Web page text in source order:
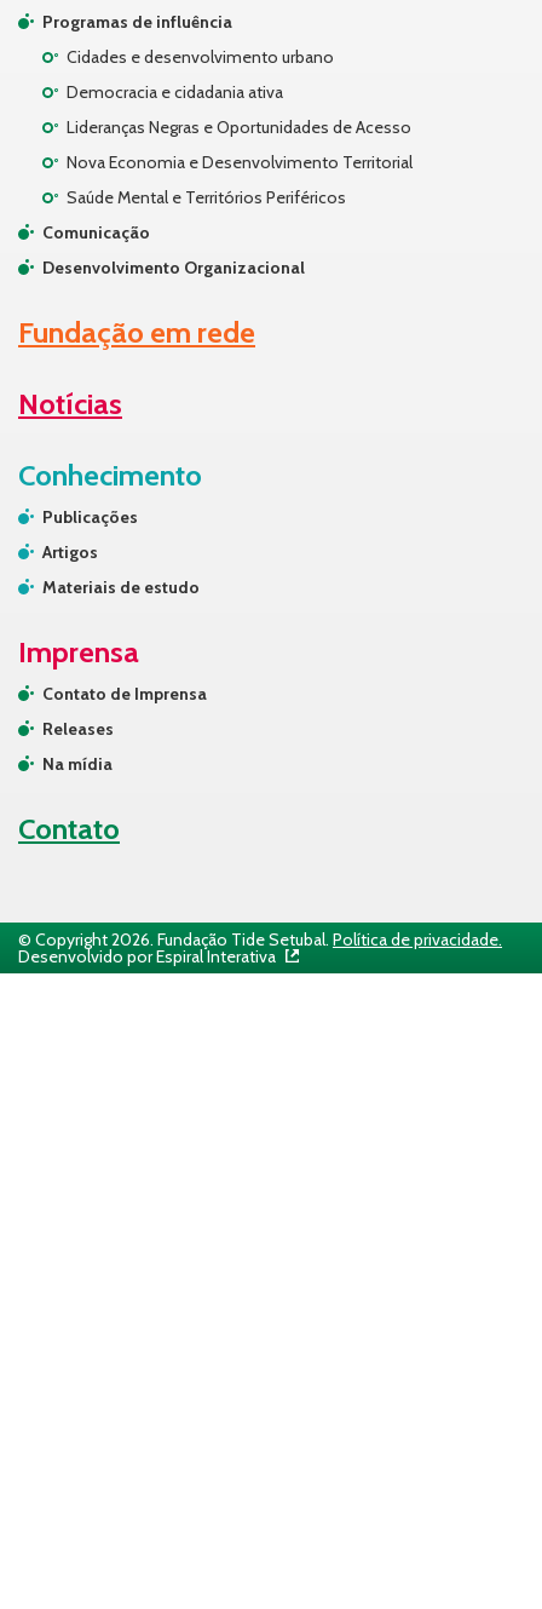
Programas de influência
Cidades e desenvolvimento urbano
Democracia e cidadania ativa
Lideranças Negras e Oportunidades de Acesso
Nova Economia e Desenvolvimento Territorial
Saúde Mental e Territórios Periféricos
Comunicação
Desenvolvimento Organizacional
Fundação em rede
Notícias
Conhecimento
Publicações
Artigos
Materiais de estudo
Imprensa
Contato de Imprensa
Releases
Na mídia
Contato
© Copyright 2026. Fundação Tide Setubal. Política de privacidade.
Desenvolvido por Espiral Interativa